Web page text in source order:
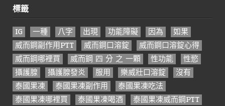
標籤
IG 一種 八字 出現 功能障礙 因為
如果
威而鋼副作用PTT
威而鋼口溶錠
威而鋼口溶錠心得
威而鋼哪裡買
威而鋼 四 分 之 一顆 性功能
性慾
攝護腺
攝護腺發炎 服用 樂威壯口溶錠
沒有
泰國果凍
泰國果凍副作用
泰國果凍吃法
泰國果凍哪裡買
泰國果凍喝酒
泰國果凍威而鋼PTT